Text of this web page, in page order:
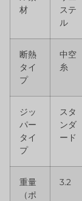
材
ステ
ル
断熱
タイ
プ
中空
糸
ジッ
パー
タイ
プ
スタ
ンダ
ード
重量
（ポ
3.2